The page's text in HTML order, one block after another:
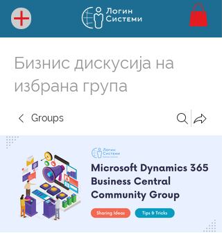
Бизнис дискусија на
избрана група
Groups